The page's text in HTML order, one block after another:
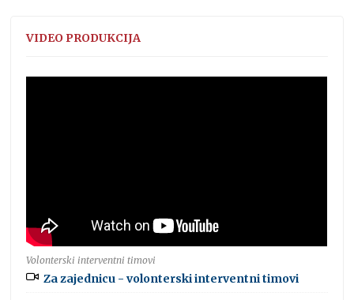
VIDEO PRODUKCIJA
Volonterski interventni timovi
Za zajednicu - volonterski interventni timovi